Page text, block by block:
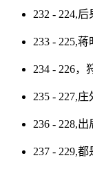
232 - 224,后
233 - 225,
234 - 226，
235 - 227,
236 - 228,
237 - 229,